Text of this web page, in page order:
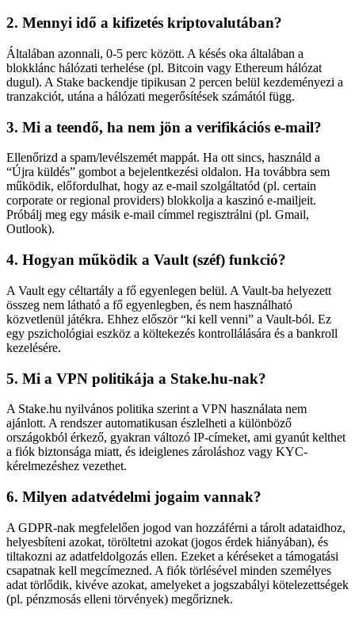
2. Mennyi idő a kifizetés kriptovalutában?
Általában azonnali, 0-5 perc között. A késés oka általában a
blokklánc hálózati terhelése (pl. Bitcoin vagy Ethereum hálózat
dugul). A Stake backendje tipikusan 2 percen belül kezdeményezi a
tranzakciót, utána a hálózati megerősítések számától függ.
3. Mi a teendő, ha nem jön a verifikációs e-mail?
Ellenőrizd a spam/levélszemét mappát. Ha ott sincs, használd a
“Újra küldés” gombot a bejelentkezési oldalon. Ha továbbra sem
működik, előfordulhat, hogy az e-mail szolgáltatód (pl. certain
corporate or regional providers) blokkolja a kaszinó e-mailjeit.
Próbálj meg egy másik e-mail címmel regisztrálni (pl. Gmail,
Outlook).
4. Hogyan működik a Vault (széf) funkció?
A Vault egy céltartály a fő egyenlegen belül. A Vault-ba helyezett
összeg nem látható a fő egyenlegben, és nem használható
közvetlenül játékra. Ehhez először “ki kell venni” a Vault-ból. Ez
egy pszichológiai eszköz a költekezés kontrollálására és a bankroll
kezelésére.
5. Mi a VPN politikája a Stake.hu-nak?
A Stake.hu nyilvános politika szerint a VPN használata nem
ajánlott. A rendszer automatikusan észlelheti a különböző
országokból érkező, gyakran változó IP-címeket, ami gyanút kelthet
a fiók biztonsága miatt, és ideiglenes zároláshoz vagy KYC-
kérelmezéshez vezethet.
6. Milyen adatvédelmi jogaim vannak?
A GDPR-nak megfelelően jogod van hozzáférni a tárolt adataidhoz,
helyesbíteni azokat, töröltetni azokat (jogos érdek hiányában), és
tiltakozni az adatfeldolgozás ellen. Ezeket a kéréseket a támogatási
csapatnak kell megcímezned. A fiók törlésével minden személyes
adat törlődik, kivéve azokat, amelyeket a jogszabályi kötelezettségek
(pl. pénzmosás elleni törvények) megőriznek.